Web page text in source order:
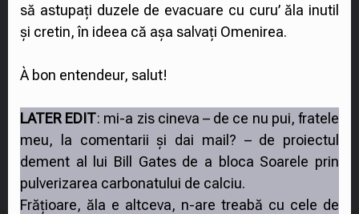
să astupați duzele de evacuare cu curu’ ăla inutil
și cretin, în ideea că așa salvați Omenirea.
À bon entendeur, salut!
LATER EDIT: mi-a zis cineva – de ce nu pui, fratele
meu, la comentarii și dai mail? – de proiectul
dement al lui Bill Gates de a bloca Soarele prin
pulverizarea carbonatului de calciu.
Frățioare, ăla e altceva, n-are treabă cu cele de